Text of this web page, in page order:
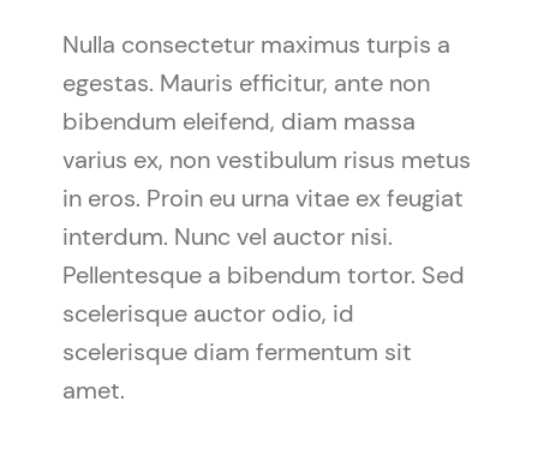
Nulla consectetur maximus turpis a
egestas. Mauris efficitur, ante non
bibendum eleifend, diam massa
varius ex, non vestibulum risus metus
in eros. Proin eu urna vitae ex feugiat
interdum. Nunc vel auctor nisi.
Pellentesque a bibendum tortor. Sed
scelerisque auctor odio, id
scelerisque diam fermentum sit
amet.